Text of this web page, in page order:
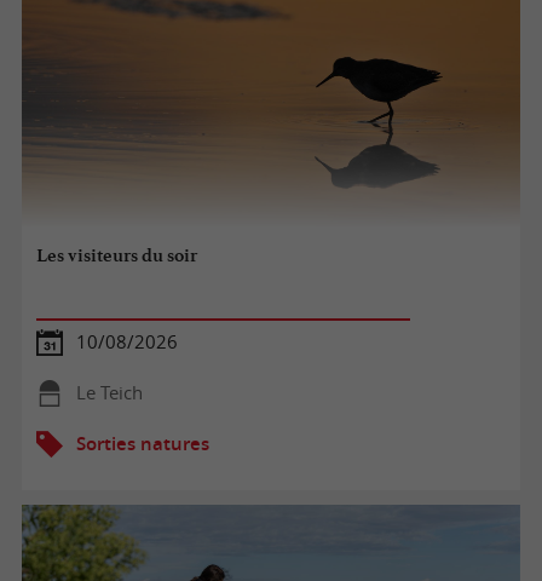
Les visiteurs du soir
10/08/2026
Le Teich
Sorties natures